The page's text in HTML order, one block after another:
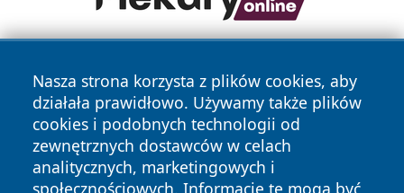
Nasza strona korzysta z plików cookies, aby
działała prawidłowo. Używamy także plików
cookies i podobnych technologii od
zewnętrznych dostawców w celach
analitycznych, marketingowych i
społecznościowych. Informacje te mogą być
Copyright © 2026 24slupsk.pl Wszystkie prawa zastrzeżone.